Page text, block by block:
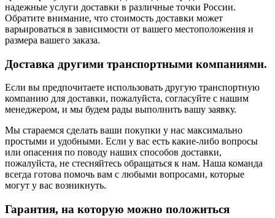
надежные услуги доставки в различные точки России.
Обратите внимание, что стоимость доставки может
варьироваться в зависимости от вашего местоположения и
размера вашего заказа.
Доставка другими транспортными компаниями.
Если вы предпочитаете использовать другую транспортную
компанию для доставки, пожалуйста, согласуйте с нашим
менеджером, и мы будем рады выполнить вашу заявку.
Мы стараемся сделать ваши покупки у нас максимально
простыми и удобными. Если у вас есть какие-либо вопросы
или опасения по поводу наших способов доставки,
пожалуйста, не стесняйтесь обращаться к нам. Наша команда
всегда готова помочь вам с любыми вопросами, которые
могут у вас возникнуть.
Гарантия, на которую можно положиться